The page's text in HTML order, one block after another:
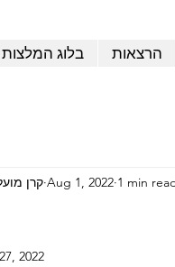
בלוג המלצות הרצאות
קרן Aug 1, 2022 1 min
2022